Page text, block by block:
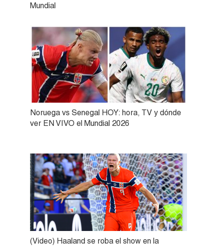
Mundial
Noruega vs Senegal HOY: hora, TV y dónde
ver EN VIVO el Mundial 2026
(Video) Haaland se roba el show en la